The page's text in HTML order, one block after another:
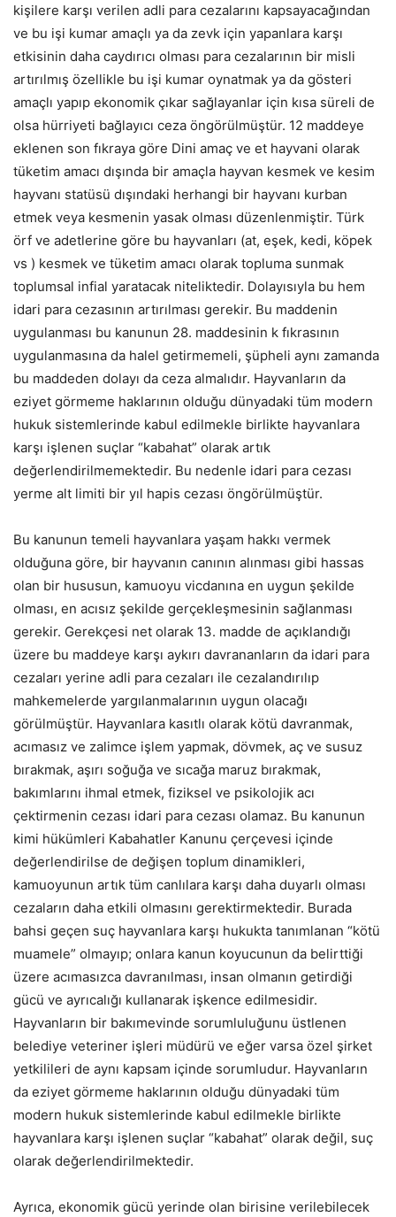
kişilere karşı verilen adli para cezalarını kapsayacağından
ve bu işi kumar amaçlı ya da zevk için yapanlara karşı
etkisinin daha caydırıcı olması para cezalarının bir misli
artırılmış özellikle bu işi kumar oynatmak ya da gösteri
amaçlı yapıp ekonomik çıkar sağlayanlar için kısa süreli de
olsa hürriyeti bağlayıcı ceza öngörülmüştür. 12 maddeye
eklenen son fıkraya göre Dini amaç ve et hayvani olarak
tüketim amacı dışında bir amaçla hayvan kesmek ve kesim
hayvanı statüsü dışındaki herhangi bir hayvanı kurban
etmek veya kesmenin yasak olması düzenlenmiştir. Türk
örf ve adetlerine göre bu hayvanları (at, eşek, kedi, köpek
vs ) kesmek ve tüketim amacı olarak topluma sunmak
toplumsal infial yaratacak niteliktedir. Dolayısıyla bu hem
idari para cezasının artırılması gerekir. Bu maddenin
uygulanması bu kanunun 28. maddesinin k fıkrasının
uygulanmasına da halel getirmemeli, şüpheli aynı zamanda
bu maddeden dolayı da ceza almalıdır. Hayvanların da
eziyet görmeme haklarının olduğu dünyadaki tüm modern
hukuk sistemlerinde kabul edilmekle birlikte hayvanlara
karşı işlenen suçlar “kabahat” olarak artık
değerlendirilmemektedir. Bu nedenle idari para cezası
yerme alt limiti bir yıl hapis cezası öngörülmüştür.
Bu kanunun temeli hayvanlara yaşam hakkı vermek
olduğuna göre, bir hayvanın canının alınması gibi hassas
olan bir hususun, kamuoyu vicdanına en uygun şekilde
olması, en acısız şekilde gerçekleşmesinin sağlanması
gerekir. Gerekçesi net olarak 13. madde de açıklandığı
üzere bu maddeye karşı aykırı davrananların da idari para
cezaları yerine adli para cezaları ile cezalandırılıp
mahkemelerde yargılanmalarının uygun olacağı
görülmüştür. Hayvanlara kasıtlı olarak kötü davranmak,
acımasız ve zalimce işlem yapmak, dövmek, aç ve susuz
bırakmak, aşırı soğuğa ve sıcağa maruz bırakmak,
bakımlarını ihmal etmek, fiziksel ve psikolojik acı
çektirmenin cezası idari para cezası olamaz. Bu kanunun
kimi hükümleri Kabahatler Kanunu çerçevesi içinde
değerlendirilse de değişen toplum dinamikleri,
kamuoyunun artık tüm canlılara karşı daha duyarlı olması
cezaların daha etkili olmasını gerektirmektedir. Burada
bahsi geçen suç hayvanlara karşı hukukta tanımlanan “kötü
muamele” olmayıp; onlara kanun koyucunun da belirttiği
üzere acımasızca davranılması, insan olmanın getirdiği
gücü ve ayrıcalığı kullanarak işkence edilmesidir.
Hayvanların bir bakımevinde sorumluluğunu üstlenen
belediye veteriner işleri müdürü ve eğer varsa özel şirket
yetkilileri de aynı kapsam içinde sorumludur. Hayvanların
da eziyet görmeme haklarının olduğu dünyadaki tüm
modern hukuk sistemlerinde kabul edilmekle birlikte
hayvanlara karşı işlenen suçlar “kabahat” olarak değil, suç
olarak değerlendirilmektedir.
Ayrıca, ekonomik gücü yerinde olan birisine verilebilecek